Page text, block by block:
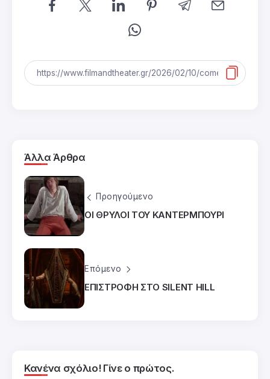
Άλλα Άρθρα
Προηγούμενο
ΟΙ ΘΡΥΛΟΙ ΤΟΥ ΚΑΝΤΕΡΜΠΟΥΡΙ
Επόμενο
ΕΠΙΣΤΡΟΦΗ ΣΤΟ SILENT HILL
Κανένα σχόλιο! Γίνε ο πρώτος.